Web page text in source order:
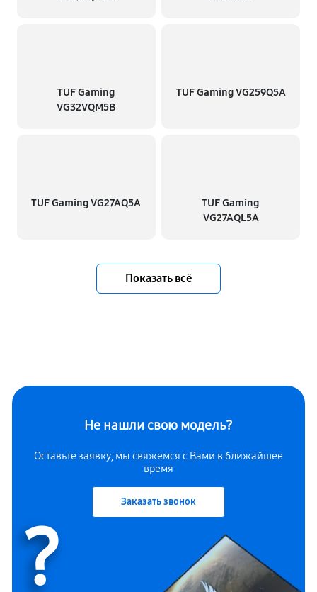
TUF Gaming
VG32VQM5B
TUF Gaming VG259Q5A
TUF Gaming VG27AQ5A
TUF Gaming
VG27AQL5A
Показать всё
Не нашли свою модель?
Оставьте заявку, мы свяжемся с Вами в ближайшее
время
Заказать звонок
?